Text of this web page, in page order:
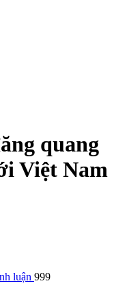
quang
Việt Nam
luận 999